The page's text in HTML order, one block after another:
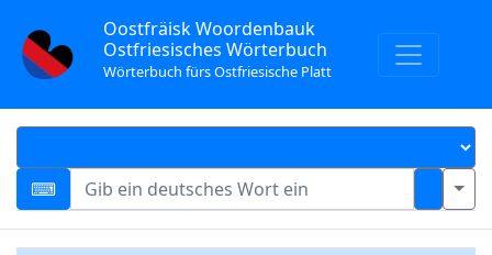
Oostfräisk Woordenbauk
Ostfriesisches Wörterbuch
Wörterbuch fürs Ostfriesische Platt